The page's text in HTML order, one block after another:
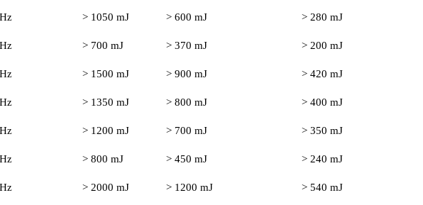
> 1050 mJ > 600 mJ > 280 mJ
> 700 mJ > 370 mJ > 200 mJ
> 1500 mJ > 900 mJ > 420 mJ
> 1350 mJ > 800 mJ > 400 mJ
> 1200 mJ > 700 mJ > 350 mJ
> 800 mJ > 450 mJ > 240 mJ
> 2000 mJ > 1200 mJ > 540 mJ